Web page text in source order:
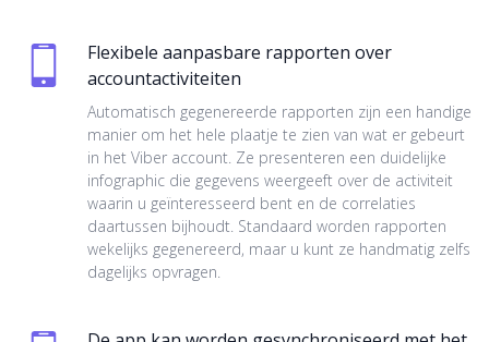
Flexibele aanpasbare rapporten over
accountactiviteiten
Automatisch gegenereerde rapporten zijn een handige
manier om het hele plaatje te zien van wat er gebeurt
in het Viber account. Ze presenteren een duidelijke
infographic die gegevens weergeeft over de activiteit
waarin u geïnteresseerd bent en de correlaties
daartussen bijhoudt. Standaard worden rapporten
wekelijks gegenereerd, maar u kunt ze handmatig zelfs
dagelijks opvragen.